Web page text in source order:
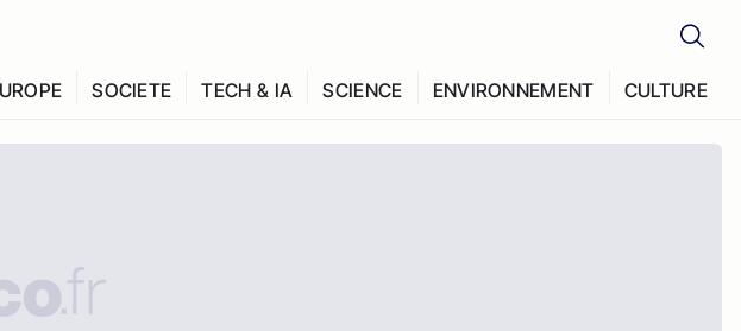
SOCIETE TECH & IA SCIENCE ENVIRONNEMENT CULTURE